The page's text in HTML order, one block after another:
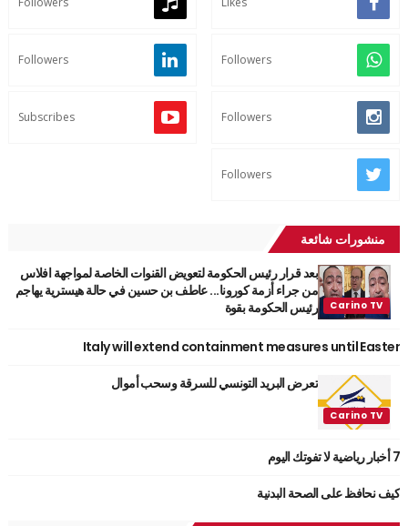
Followers
Followers
Followers
Subscribes
Followers
منشورات شائعة
بعد قرار رئيس الحكومة لتعويض القنوات الخاصة لمواجهة افلاس
من جراء أزمة كورونا... عاطف بن حسين في حالة هيسترية يهاجم
رئيس الحكومة بقوة
Italy will extend containment measures until Easter
تعرض البريد التونسي للسرقة وسحب أموال
7 أخبار رياضية لا تفوتك اليوم
كيف نحافظ على الصحة البدنية